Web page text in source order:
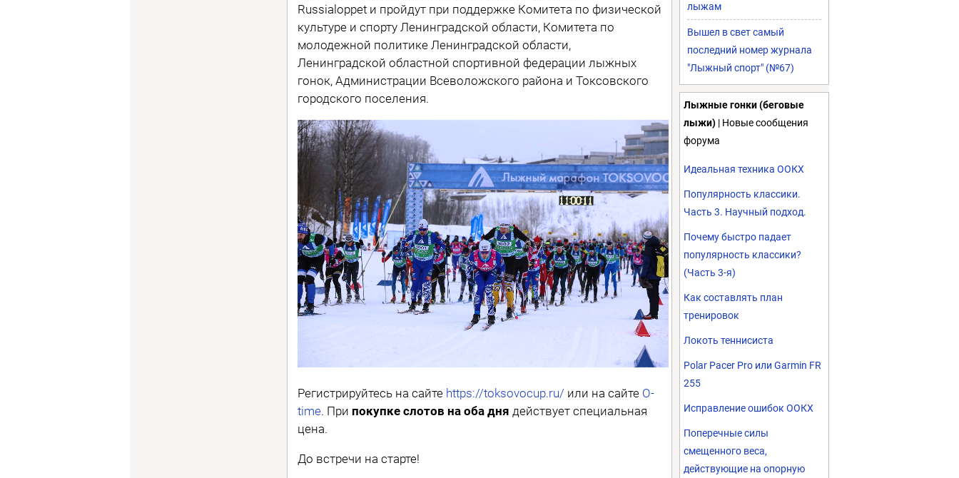
Russialoppet и пройдут при поддержке Комитета по физической
культуре и спорту Ленинградской области, Комитета по
молодежной политике Ленинградской области,
Ленинградской областной спортивной федерации лыжных
гонок, Администрации Всеволожского района и Токсовского
городского поселения.
Регистрируйтесь на сайте https://toksovocup.ru/ или на сайте O-
time. При покупке слотов на оба дня действует специальная
цена.
До встречи на старте!
лыжам
Вышел в свет самый
последний номер журнала
"Лыжный спорт" (№67)
Лыжные гонки (беговые
лыжи) | Новые сообщения
форума
Идеальная техника ООКХ
Популярность классики.
Часть 3. Научный подход.
Почему быстро падает
популярность классики?
(Часть 3-я)
Как составлять план
тренировок
Локоть теннисиста
Polar Pacer Pro или Garmin FR
255
Исправление ошибок ООКХ
Поперечные силы
смещенного веса,
действующие на опорную